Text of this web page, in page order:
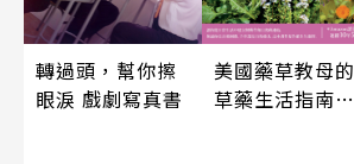
轉過頭，幫你擦
眼淚 戲劇寫真書
美國藥草教母的
草藥生活指南